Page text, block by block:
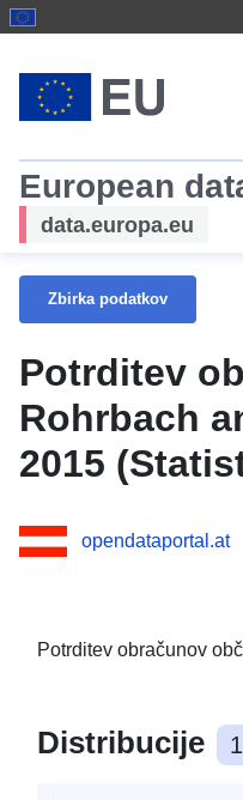
European
data.europa.eu
Zbirka podatkov
Potrditev
Rohrbach
2015
opendataportal.at
Potrditev obračunov
Distribucije 1